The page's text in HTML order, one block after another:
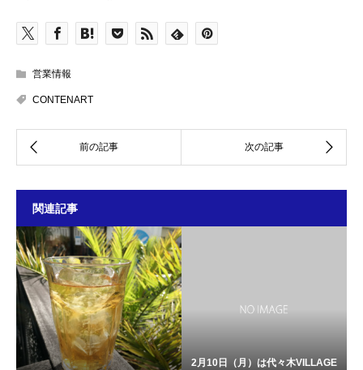
営業情報
CONTENART
関連記事
2月10日（月）は代々木VILLAGE